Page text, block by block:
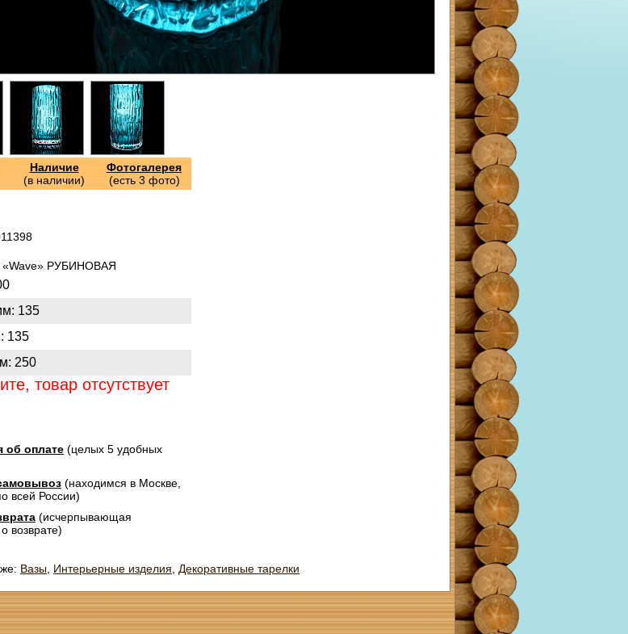
Наличие
(в наличии)
Фотогалерея
(есть 3 фото)
«Wave» РУБИНОВАЯ
135
135
250
товар отсутствует
об оплате (целых 5 удобных
(находимся в Москве,
всей России)
(исчерпывающая
возврате)
Вазы Интерьерные изделия Декоративные тарелки